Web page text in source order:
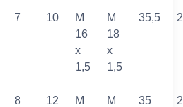
7 10
M
16
x
1,5
M
18
x
1,5
35,5
8 12
M
M
35